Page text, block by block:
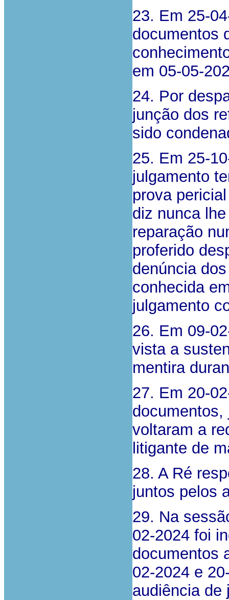
23. Em 25-
documentos
em 05-05-
24. Por
junção dos
sido
25. Em 25-
julgamento
prova
diz nunca
reparação
proferido
denúncia
conhecida
julgamento
26. Em 09-
vista a
mentira
27. Em 20-
documentos,
voltaram a
litigante de
28. A Ré
juntos pelos
29. Na
02-2024 foi
documentos
02-2024 e
audiência de